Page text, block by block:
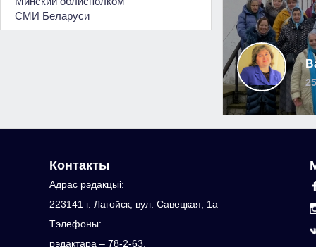
СМИ Беларуси
Контакты
Адрас рэдакцыi:
223141 г. Лагойск, вул. Савецкая, 1а
Тэлефоны:
рэдактара – 78-2-63,